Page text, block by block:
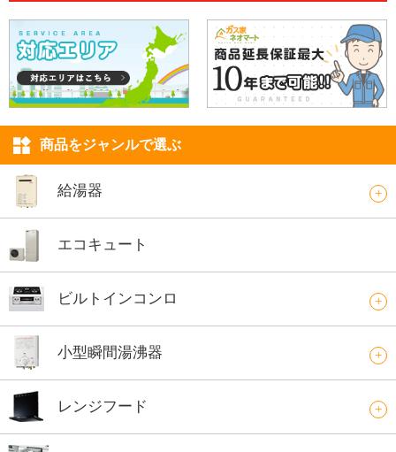
商品をジャンルで選ぶ
給湯器
エコキュート
ビルトインコンロ
小型瞬間湯沸器
レンジフード